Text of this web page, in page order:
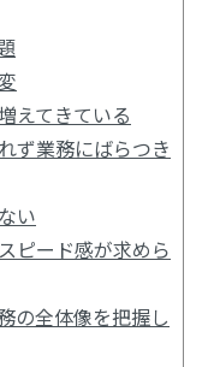
えてきている
ず業務にばらつき
い
ピード感が求めら
の全体像を把握し